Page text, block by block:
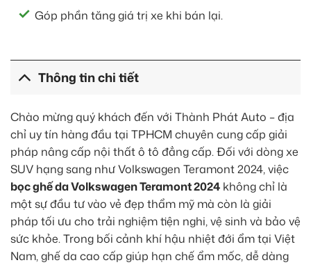
Góp phần tăng giá trị xe khi bán lại.
Thông tin chi tiết
Chào mừng quý khách đến với Thành Phát Auto – địa
chỉ uy tín hàng đầu tại TPHCM chuyên cung cấp giải
pháp nâng cấp nội thất ô tô đẳng cấp. Đối với dòng xe
SUV hạng sang như Volkswagen Teramont 2024, việc
bọc ghế da Volkswagen Teramont 2024 không chỉ là
một sự đầu tư vào vẻ đẹp thẩm mỹ mà còn là giải
pháp tối ưu cho trải nghiệm tiện nghi, vệ sinh và bảo vệ
sức khỏe. Trong bối cảnh khí hậu nhiệt đới ẩm tại Việt
Nam, ghế da cao cấp giúp hạn chế ẩm mốc, dễ dàng